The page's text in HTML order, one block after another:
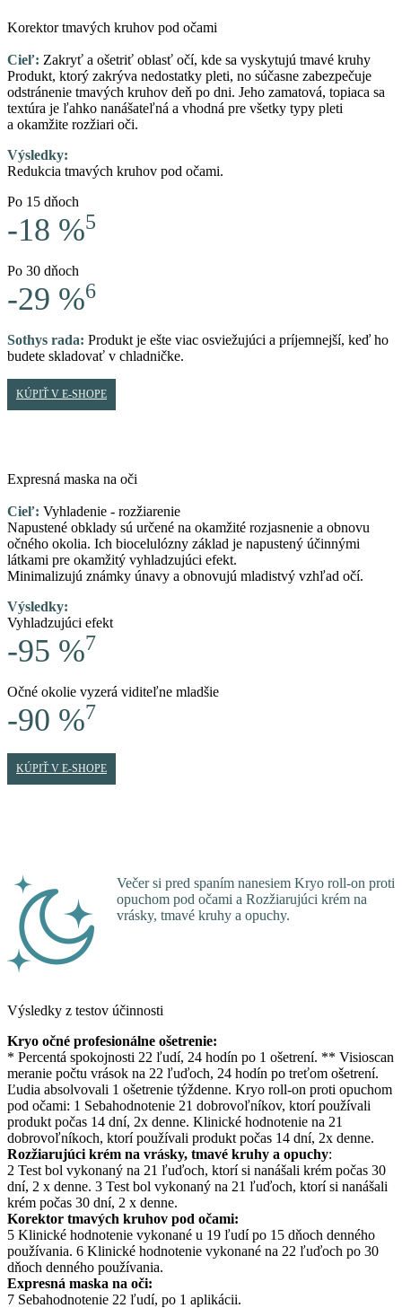
Korektor tmavých kruhov pod očami
Cieľ: Zakryť a ošetriť oblasť očí, kde sa vyskytujú tmavé kruhy
Produkt, ktorý zakrýva nedostatky pleti, no súčasne zabezpečuje
odstránenie tmavých kruhov deň po dni. Jeho zamatová, topiaca sa
textúra je ľahko nanášateľná a vhodná pre všetky typy pleti
a okamžite rozžiari oči.
Výsledky:
Redukcia tmavých kruhov pod očami.
Po 15 dňoch
-18 %5
Po 30 dňoch
-29 %6
Sothys rada: Produkt je ešte viac osviežujúci a príjemnejší, keď ho
budete skladovať v chladničke.
KÚPIŤ V E-SHOPE
Expresná maska na oči
Cieľ: Vyhladenie - rozžiarenie
Napustené obklady sú určené na okamžité rozjasnenie a obnovu
očného okolia. Ich biocelulózny základ je napustený účinnými
látkami pre okamžitý vyhladzujúci efekt.
Minimalizujú známky únavy a obnovujú mladistvý vzhľad očí.
Výsledky:
Vyhladzujúci efekt
-95 %7
Očné okolie vyzerá viditeľne mladšie
-90 %7
KÚPIŤ V E-SHOPE
Večer si pred spaním nanesiem Kryo roll-on proti
opuchom pod očami a Rozžiarujúci krém na
vrásky, tmavé kruhy a opuchy.
Výsledky z testov účinnosti
Kryo očné profesionálne ošetrenie:
* Percentá spokojnosti 22 ľudí, 24 hodín po 1 ošetrení. ** Visioscan
meranie počtu vrások na 22 ľuďoch, 24 hodín po treťom ošetrení.
Ľudia absolvovali 1 ošetrenie týždenne. Kryo roll-on proti opuchom
pod očami: 1 Sebahodnotenie 21 dobrovoľníkov, ktorí používali
produkt počas 14 dní, 2x denne. Klinické hodnotenie na 21
dobrovoľníkoch, ktorí používali produkt počas 14 dní, 2x denne.
Rozžiarujúci krém na vrásky, tmavé kruhy a opuchy:
2 Test bol vykonaný na 21 ľuďoch, ktorí si nanášali krém počas 30
dní, 2 x denne. 3 Test bol vykonaný na 21 ľuďoch, ktorí si nanášali
krém počas 30 dní, 2 x denne.
Korektor tmavých kruhov pod očami:
5 Klinické hodnotenie vykonané u 19 ľudí po 15 dňoch denného
používania. 6 Klinické hodnotenie vykonané na 22 ľuďoch po 30
dňoch denného používania.
Expresná maska na oči:
7 Sebahodnotenie 22 ľudí, po 1 aplikácii.